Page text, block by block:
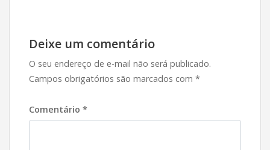
Deixe um comentário
O seu endereço de e-mail não será publicado.
Campos obrigatórios são marcados com *
Comentário *